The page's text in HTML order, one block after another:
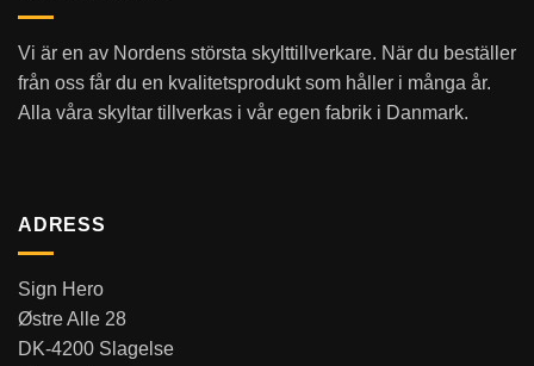
Vi är en av Nordens största skylttillverkare. När du beställer
från oss får du en kvalitetsprodukt som håller i många år.
Alla våra skyltar tillverkas i vår egen fabrik i Danmark.
ADRESS
Sign Hero
Østre Alle 28
DK-4200 Slagelse